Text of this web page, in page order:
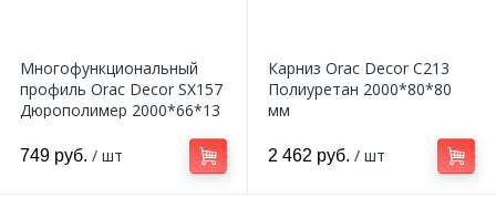
Многофункциональный
профиль Orac Decor SX157
Дюрополимер 2000*66*13
749 руб. / шт
Карниз Orac Decor C213
Полиуретан 2000*80*80
мм
2 462 руб. / шт